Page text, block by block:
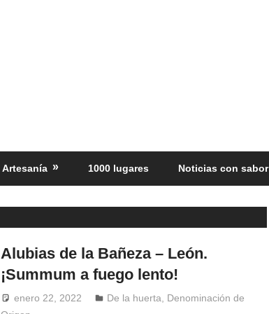
Artesanía 1000 lugares Noticias con sabor
Alubias de la Bañeza – León.
¡Summum a fuego lento!
enero 22, 2022 Windrose
De la huerta
Denominación de